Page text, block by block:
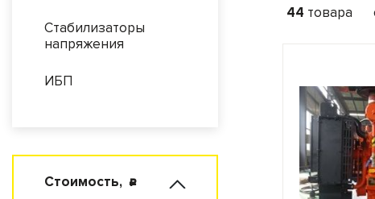
Стабилизаторы
напряжения
ИБП
Стоимость, c
44 товара